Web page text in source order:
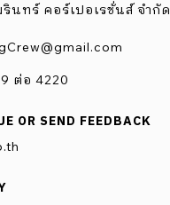
นทร์ คอร์เปอเรชั่นส์ จำกัด
ต่อ 4220
OR SEND FEEDBACK